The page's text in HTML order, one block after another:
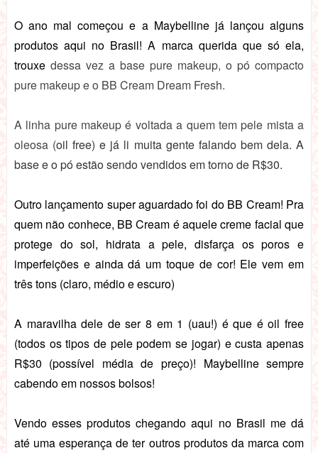
O ano mal começou e a Maybelline já lançou alguns
produtos aqui no Brasil! A marca querida que só ela,
trouxe dessa vez a base pure makeup, o pó compacto
pure makeup e o BB Cream Dream Fresh.
A linha pure makeup é voltada a quem tem pele mista a
oleosa (oil free) e já li muita gente falando bem dela. A
base e o pó estão sendo vendidos em torno de R$30.
Outro lançamento super aguardado foi do BB Cream! Pra
quem não conhece, BB Cream é aquele creme facial que
protege do sol, hidrata a pele, disfarça os poros e
imperfeições e ainda dá um toque de cor! Ele vem em
três tons (claro, médio e escuro)
A maravilha dele de ser 8 em 1 (uau!) é que é oil free
(todos os tipos de pele podem se jogar) e custa apenas
R$30 (possível média de preço)! Maybelline sempre
cabendo em nossos bolsos!
Vendo esses produtos chegando aqui no Brasil me dá
até uma esperança de ter outros produtos da marca com